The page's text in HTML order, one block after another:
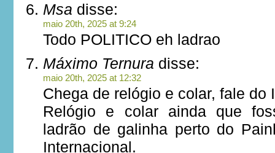
Msa disse:
maio 20th, 2025 at 9:24
Todo POLITICO eh ladrao
Máximo Ternura disse:
maio 20th, 2025 at 12:32
Chega de relógio e colar, fale do
Relógio e colar ainda que
ladrão de galinha perto do
Internacional.